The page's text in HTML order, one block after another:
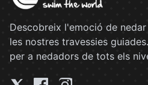
Descobreix l'emoció de
les nostres travessies
per a nedadors de tots els